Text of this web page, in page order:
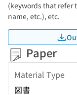
(keywords that refer
name, etc.), etc.
Paper
Material Type
図書